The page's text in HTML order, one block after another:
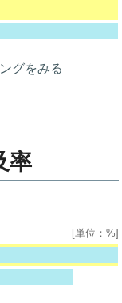
グをみる
率
[単位：%]